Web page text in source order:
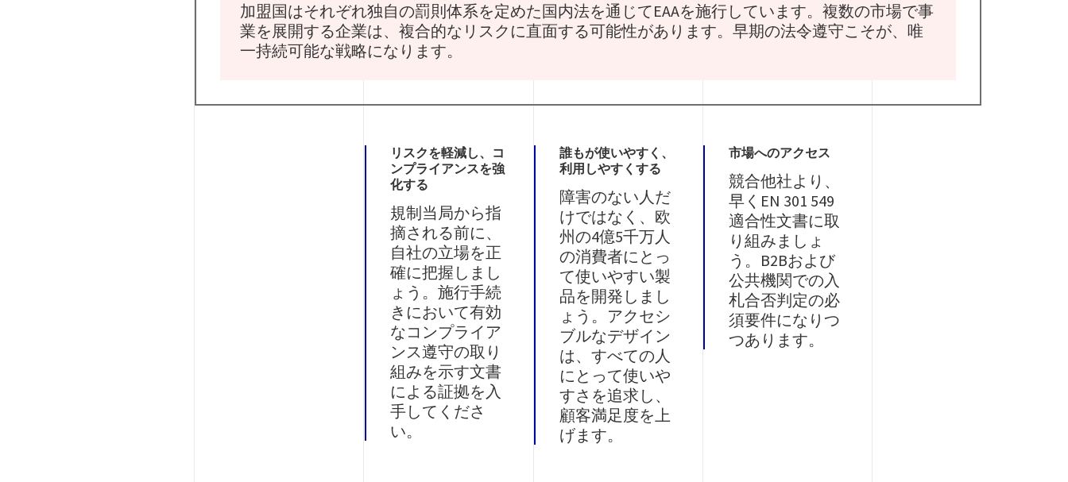
加盟国はそれぞれ独自の罰則体系を定めた国内法を通じてEAAを施行しています。複数の市場で事
業を展開する企業は、複合的なリスクに直面する可能性があります。早期の法令遵守こそが、唯
一持続可能な戦略になります。
リスクを軽減し、コ
ンプライアンスを強
化する
規制当局から指
摘される前に、
自社の立場を正
確に把握しまし
ょう。施行手続
きにおいて有効
なコンプライア
ンス遵守の取り
組みを示す文書
による証拠を入
手してくださ
い。
誰もが使いやすく、
利用しやすくする
障害のない人だ
けではなく、欧
州の4億5千万人
の消費者にとっ
て使いやすい製
品を開発しまし
ょう。アクセシ
ブルなデザイン
は、すべての人
にとって使いや
すさを追求し、
顧客満足度を上
げます。
市場へのアクセス
競合他社より、
早くEN 301 549
適合性文書に取
り組みましょ
う。B2Bおよび
公共機関での入
札合否判定の必
須要件になりつ
つあります。